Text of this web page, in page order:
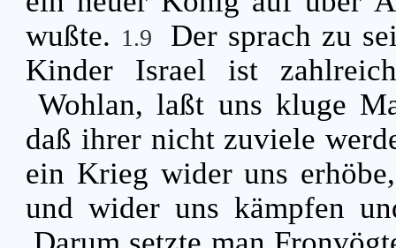
wußte. 1.9
Der sprach zu
Kinder Israel ist
Wohlan, laßt uns kluge
daß ihrer nicht zuviele
ein Krieg wider uns
und wider uns kämpfen